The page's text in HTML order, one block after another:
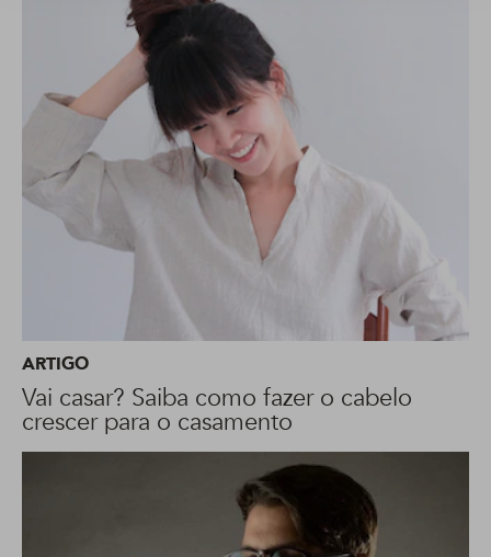
ARTIGO
Vai casar? Saiba como fazer o cabelo
crescer para o casamento